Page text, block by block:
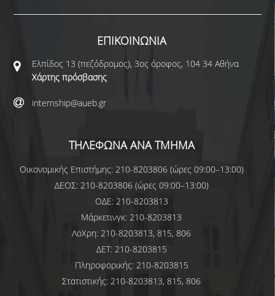
ΕΠΙΚΟΙΝΩΝΙΑ
Ελπίδος 13 (πεζόδρομος), 3ος όροφος, 104 34 Αθήνα
Χάρτης πρόσβασης
internship@aueb.gr
ΤΗΛΕΦΩΝΑ ΑΝΑ ΤΜΗΜΑ
Οικονομικής Επιστήμης: 210-8203806 (ώρες 09:00–13:00)
ΔΕΟΣ: 210-8203806 (ώρες 09:00–13:00)
ΟΔΕ: 210-8203813
Μάρκετινγκ: 210-8203813
ΛοΧρη: 210-8203813, 815, 806
ΔΕΤ: 210-8203815
Πληροφορικής: 210-8203815
Στατιστικής: 210-8203813, 815, 806